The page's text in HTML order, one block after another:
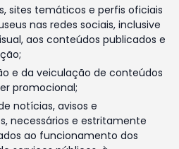
sites temáticos e perfis oficiais
nas redes sociais, inclusive
aos conteúdos publicados e
e da veiculação de conteúdos
promocional;
notícias, avisos e
necessários e estritamente
ao funcionamento dos